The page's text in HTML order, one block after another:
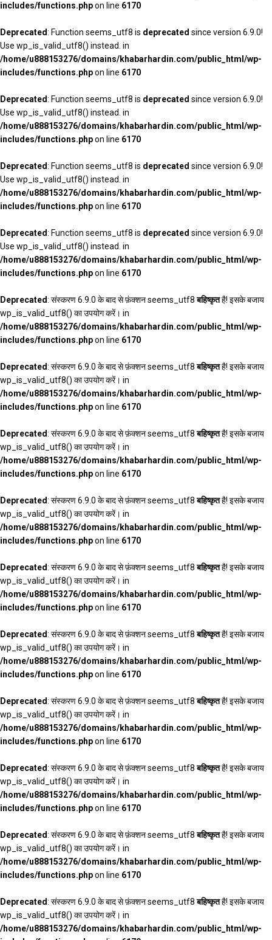
includes/functions.phpon line 6170
Deprecated: Function seems_utf8 is deprecated since version 6.9.0!
Use wp_is_valid_utf8() instead. in
/home/u888153276/domains/khabarhardin.com/public_html/wp-
includes/functions.phpon line 6170
Deprecated: Function seems_utf8 is deprecated since version 6.9.0!
Use wp_is_valid_utf8() instead. in
/home/u888153276/domains/khabarhardin.com/public_html/wp-
includes/functions.phpon line 6170
Deprecated: Function seems_utf8 is deprecated since version 6.9.0!
Use wp_is_valid_utf8() instead. in
/home/u888153276/domains/khabarhardin.com/public_html/wp-
includes/functions.phpon line 6170
Deprecated: Function seems_utf8 is deprecated since version 6.9.0!
Use wp_is_valid_utf8() instead. in
/home/u888153276/domains/khabarhardin.com/public_html/wp-
includes/functions.phpon line 6170
Deprecated: संस्करण 6.9.0 के बाद से फ़ंक्शन seems_utf8बहिष्कृतहै! इसके बजाय
wp_is_valid_utf8() का उपयोग करें। in
/home/u888153276/domains/khabarhardin.com/public_html/wp-
includes/functions.phpon line 6170
Deprecated: संस्करण 6.9.0 के बाद से फ़ंक्शन seems_utf8बहिष्कृतहै! इसके बजाय
wp_is_valid_utf8() का उपयोग करें। in
/home/u888153276/domains/khabarhardin.com/public_html/wp-
includes/functions.phpon line 6170
Deprecated: संस्करण 6.9.0 के बाद से फ़ंक्शन seems_utf8बहिष्कृतहै! इसके बजाय
wp_is_valid_utf8() का उपयोग करें। in
/home/u888153276/domains/khabarhardin.com/public_html/wp-
includes/functions.phpon line 6170
Deprecated: संस्करण 6.9.0 के बाद से फ़ंक्शन seems_utf8बहिष्कृतहै! इसके बजाय
wp_is_valid_utf8() का उपयोग करें। in
/home/u888153276/domains/khabarhardin.com/public_html/wp-
includes/functions.phpon line 6170
Deprecated: संस्करण 6.9.0 के बाद से फ़ंक्शन seems_utf8बहिष्कृतहै! इसके बजाय
wp_is_valid_utf8() का उपयोग करें। in
/home/u888153276/domains/khabarhardin.com/public_html/wp-
includes/functions.phpon line 6170
Deprecated: संस्करण 6.9.0 के बाद से फ़ंक्शन seems_utf8बहिष्कृतहै! इसके बजाय
wp_is_valid_utf8() का उपयोग करें। in
/home/u888153276/domains/khabarhardin.com/public_html/wp-
includes/functions.phpon line 6170
Deprecated: संस्करण 6.9.0 के बाद से फ़ंक्शन seems_utf8बहिष्कृतहै! इसके बजाय
wp_is_valid_utf8() का उपयोग करें। in
/home/u888153276/domains/khabarhardin.com/public_html/wp-
includes/functions.phpon line 6170
Deprecated: संस्करण 6.9.0 के बाद से फ़ंक्शन seems_utf8बहिष्कृतहै! इसके बजाय
wp_is_valid_utf8() का उपयोग करें। in
/home/u888153276/domains/khabarhardin.com/public_html/wp-
includes/functions.phpon line 6170
Deprecated: संस्करण 6.9.0 के बाद से फ़ंक्शन seems_utf8बहिष्कृतहै! इसके बजाय
wp_is_valid_utf8() का उपयोग करें। in
/home/u888153276/domains/khabarhardin.com/public_html/wp-
includes/functions.phpon line 6170
Deprecated: संस्करण 6.9.0 के बाद से फ़ंक्शन seems_utf8बहिष्कृतहै! इसके बजाय
wp_is_valid_utf8() का उपयोग करें। in
/home/u888153276/domains/khabarhardin.com/public_html/wp-